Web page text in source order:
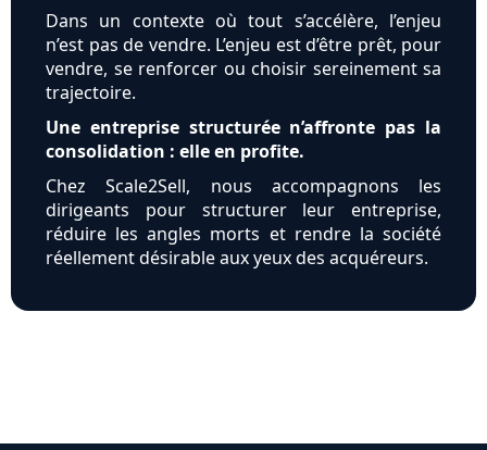
Dans un contexte où tout s’accélère, l’enjeu
n’est pas de vendre. L’enjeu est d’être prêt, pour
vendre, se renforcer ou choisir sereinement sa
trajectoire.
Une entreprise structurée n’affronte pas la
consolidation : elle en profite.
Chez Scale2Sell, nous accompagnons les
dirigeants pour structurer leur entreprise,
réduire les angles morts et rendre la société
réellement désirable aux yeux des acquéreurs.